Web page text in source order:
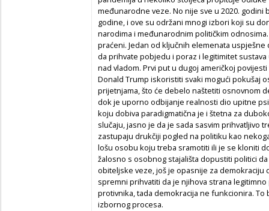
međunarodne veze. No nije sve u 2020. godini
godine, i ove su održani mnogi izbori koji su
narodima i međunarodnim političkim
praćeni. Jedan od ključnih elemenata
da prihvate pobjedu i poraz i legitimitet
nad vladom. Prvi put u dugoj američkoj
Donald Trump iskoristiti svaki mogući pokušaj
prijetnjama, što će debelo naštetiti osnovnom
dok je uporno odbijanje realnosti dio upitne
koju dobiva paradigmatična je i štetna za
slučaju, jasno je da je sada sasvim prihvatljivo
zastupaju drukčiji pogled na politiku kao
lošu osobu koju treba sramotiti ili je se kloniti
žalosno s osobnog stajališta dopustiti politici
obiteljske veze, još je opasnije za demokraciju
spremni prihvatiti da je njihova strana
protivnika, tada demokracija ne funkcionira.
izbornog procesa.